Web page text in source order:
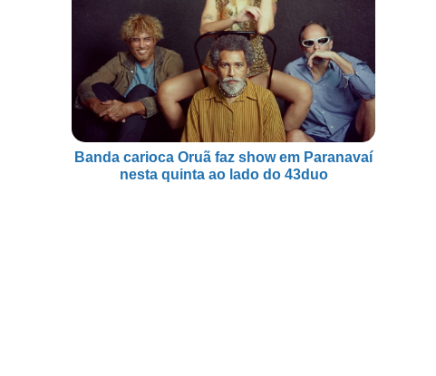
Banda carioca Oruã faz show em Paranavaí
nesta quinta ao lado do 43duo